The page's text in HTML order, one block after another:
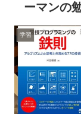
ーマンの
学習